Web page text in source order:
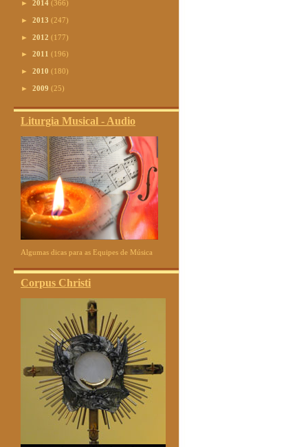
► 2014 (366)
► 2013 (247)
► 2012 (177)
► 2011 (196)
► 2010 (180)
► 2009 (25)
Liturgia Musical - Audio
Algumas dicas para as Equipes de Música
Corpus Christi